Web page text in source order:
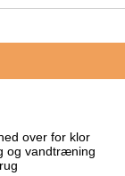
over for klor
og vandtræning